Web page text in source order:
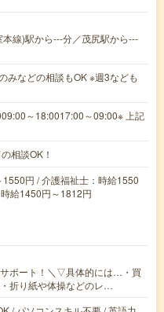
線)駅から---分／茂尻駅から---
みなどの相談もOK ※週3なども
～18:0017:00～09:00※ 上記
相談OK！
円 / 介護福祉士：時給1550
給1450円～1812円
ポート！＼▽具体的には…・買
折り紙や体操などのレ…